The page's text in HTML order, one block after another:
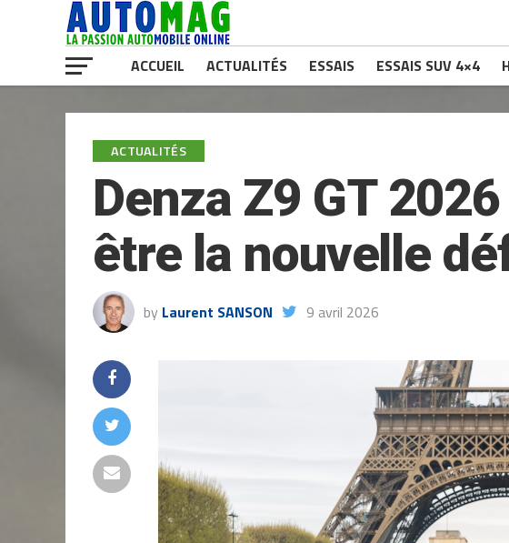
ACCUEIL ACTUALITÉS ESSAIS ESSAIS SUV 4×4
ACTUALITÉS
Denza Z9 GT
être la nouvelle
by Laurent SANSON 9 avril 2026